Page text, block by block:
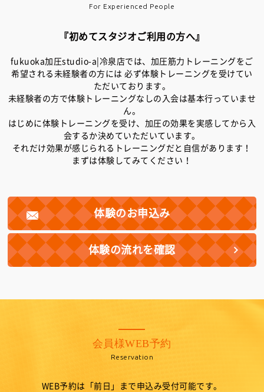
For Experienced People
『初めてスタジオご利用の方へ』
fukuoka加圧studio-a|冷泉店では、加圧筋力トレーニングをご
希望される未経験者の方には 必ず体験トレーニングを受けてい
ただいております。
未経験者の方で体験トレーニングなしの入会は基本行っていませ
ん。
はじめに体験トレーニングを受け、加圧の効果を実感してから入
会するか決めていただいています。
それだけ効果が感じられるトレーニングだと自信があります！
まずは体験してみてください！
体験のお申込み
体験の流れを確認
会員様WEB予約
Reservation
WEB予約は「前日」まで申込み受付可能です。